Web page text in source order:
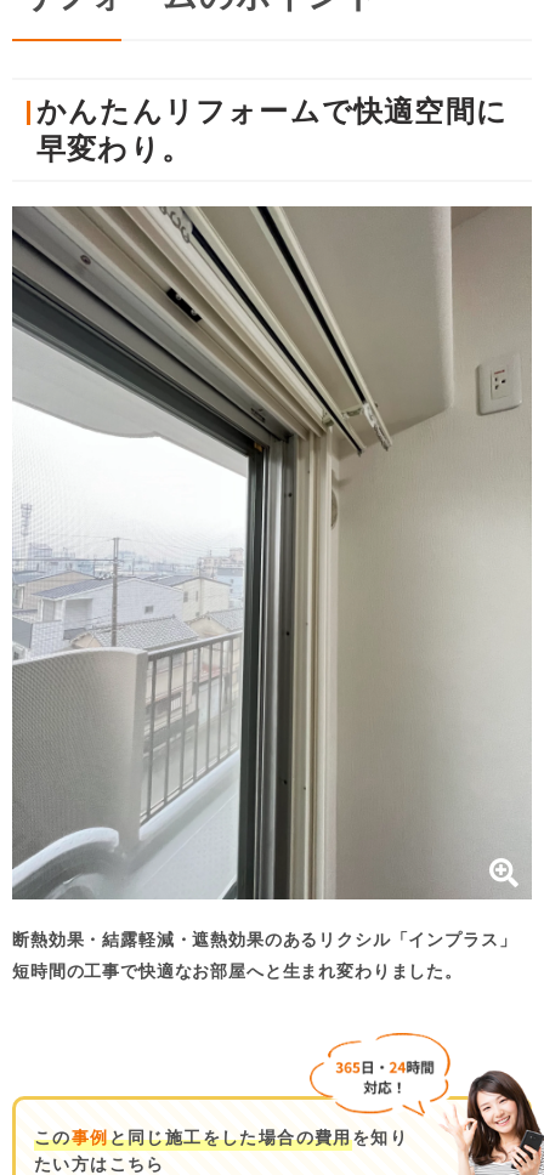
かんたんリフォームで快適空間に
早変わり。
断熱効果・結露軽減・遮熱効果のあるリクシル「インプラス」
短時間の工事で快適なお部屋へと生まれ変わりました。
この事例と同じ施工をした場合の費用を知り
たい方はこちら